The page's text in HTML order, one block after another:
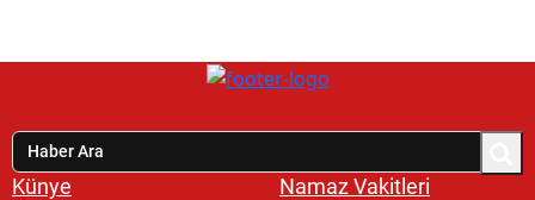
Künye
Namaz Vakitleri